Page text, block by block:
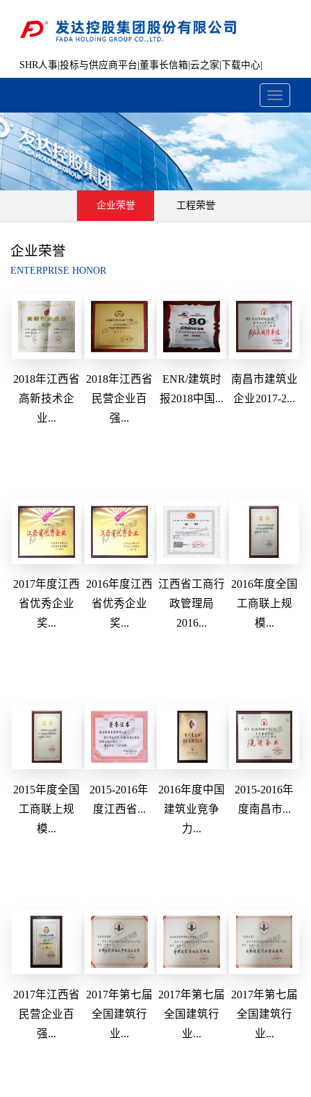
SHR人事 投标与供应商平台 董事长信箱 云之家 下载中心
Toggle
企业荣誉 工程荣誉
企业荣誉
ENTERPRISE HONOR
2018年江西省
高新技术企
业...
2018年江西省
民营企业百
强...
ENR/建筑时
报2018中国...
南昌市建筑业
企业2017-2...
2017年度江西
省优秀企业
奖...
2016年度江西
省优秀企业
奖...
江西省工商行
政管理局
2016...
2016年度全国
工商联上规
模...
2015年度全国
工商联上规
模...
2015-2016年
度江西省...
2016年度中国
建筑业竞争
力...
2015-2016年
度南昌市...
2017年江西省
民营企业百
强...
2017年第七届
全国建筑行
业...
2017年第七届
全国建筑行
业...
2017年第七届
全国建筑行
业...